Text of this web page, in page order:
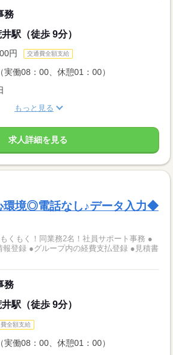
務
駅（徒歩 9分）
円 交通費全額支給
働08：00、休憩01：00）
もっと見る
求人詳細を見る
環境◎電話なし♪データ入力◆
くもく！同業務2名！社員サポート事務 ●
報登録 ●グループ内の経費支払登録 ●見積書
務
駅（徒歩 9分）
全額支給
働08：00、休憩01：00）